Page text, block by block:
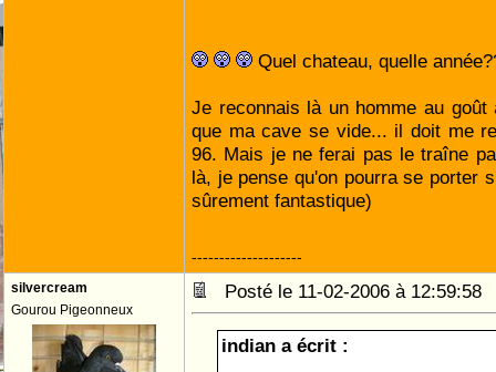
Quel chateau, quelle
Je reconnais là un homme au
que ma cave se vide... il doit me
96. Mais je ne ferai pas le traîne
là, je pense qu'on pourra se porter
sûrement fantastique)
--------------------
silvercream
Gourou Pigeonneux
Posté le 11-02-2006 à
indian a écrit :